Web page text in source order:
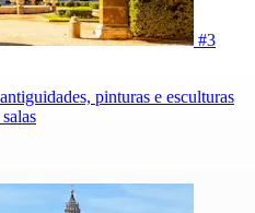
#3
pinturas e esculturas